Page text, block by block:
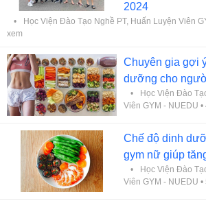
2024
Học Viện Đào Tạo Nghề PT, Huấn Luyện Viên
xem
Chuyên gia gợi
dưỡng cho
Học Viện Đào
Viên GYM - NUEDU
Chế độ dinh
gym nữ giúp
Học Viện Đào
Viên GYM - NUEDU